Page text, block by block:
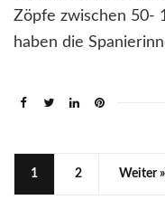
Zöpfe zwischen 50-
haben die
1 2 Weiter »